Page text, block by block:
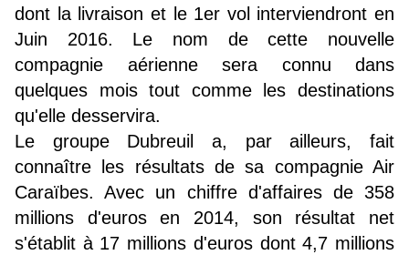
dont la livraison et le 1er vol interviendront en
Juin 2016. Le nom de cette nouvelle
compagnie aérienne sera connu dans
quelques mois tout comme les destinations
qu'elle desservira.
Le groupe Dubreuil a, par ailleurs, fait
connaître les résultats de sa compagnie Air
Caraïbes. Avec un chiffre d'affaires de 358
millions d'euros en 2014, son résultat net
s'établit à 17 millions d'euros dont 4,7 millions